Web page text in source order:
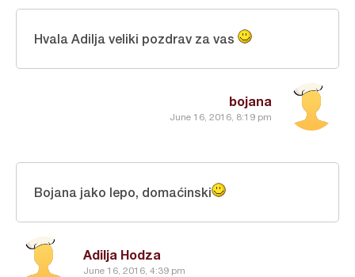
bojana
June 16, 2016, 8:19 pm
Hvala Adilja veliki pozdrav za vas
Adilja Hodza
June 16, 2016, 4:39 pm
Bojana jako lepo, domaćinski